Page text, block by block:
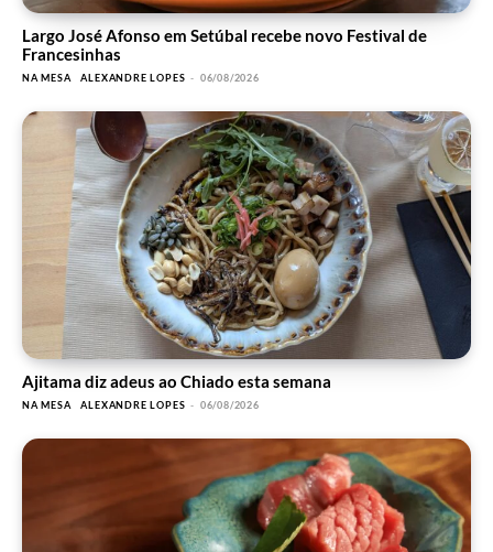
Largo José Afonso em Setúbal recebe novo Festival de
Francesinhas
NA MESA ALEXANDRE LOPES - 06/08/2026
Ajitama diz adeus ao Chiado esta semana
NA MESA ALEXANDRE LOPES - 06/08/2026